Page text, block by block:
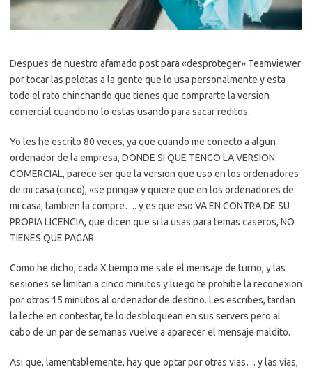
Despues de nuestro afamado post para «desproteger» Teamviewer
por tocar las pelotas a la gente que lo usa personalmente y esta
todo el rato chinchando que tienes que comprarte la version
comercial cuando no lo estas usando para sacar reditos.
Yo les he escrito 80 veces, ya que cuando me conecto a algun
ordenador de la empresa, DONDE SI QUE TENGO LA VERSION
COMERCIAL, parece ser que la version que uso en los ordenadores
de mi casa (cinco), «se pringa» y quiere que en los ordenadores de
mi casa, tambien la compre…. y es que eso VA EN CONTRA DE SU
PROPIA LICENCIA, que dicen que si la usas para temas caseros, NO
TIENES QUE PAGAR.
Como he dicho, cada X tiempo me sale el mensaje de turno, y las
sesiones se limitan a cinco minutos y luego te prohibe la reconexion
por otros 15 minutos al ordenador de destino. Les escribes, tardan
la leche en contestar, te lo desbloquean en sus servers pero al
cabo de un par de semanas vuelve a aparecer el mensaje maldito.
Asi que, lamentablemente, hay que optar por otras vias… y las vias,